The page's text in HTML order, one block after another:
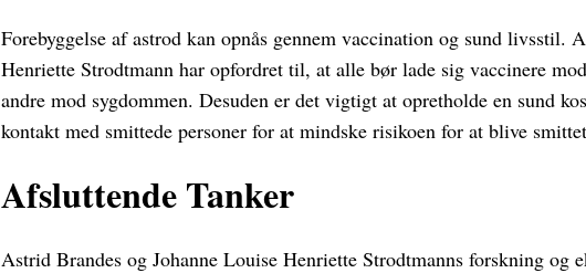
Forebyggelse af astrod kan opnås gennem vaccination og sund livsstil.
Henriette Strodtmann har opfordret til, at alle bør lade sig vaccinere
andre mod sygdommen. Desuden er det vigtigt at opretholde en sund
kontakt med smittede personer for at mindske risikoen for at blive
Afsluttende Tanker
Astrid Brandes og Johanne Louise Henriette Strodtmanns forskning og